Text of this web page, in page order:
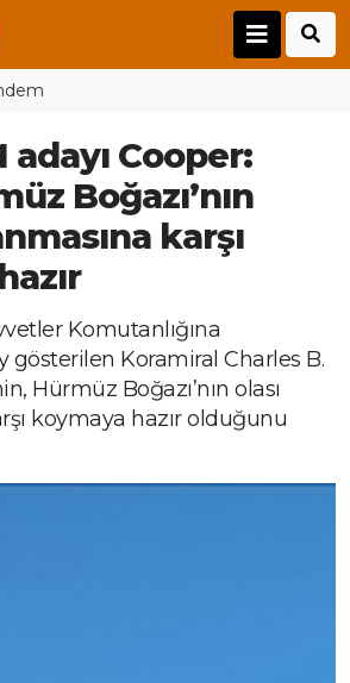
adayı Cooper:
Boğazı’nın
karşı
Komutanlığına
gösterilen Koramiral Charles B.
Hürmüz Boğazı’nın olası
koymaya hazır olduğunu